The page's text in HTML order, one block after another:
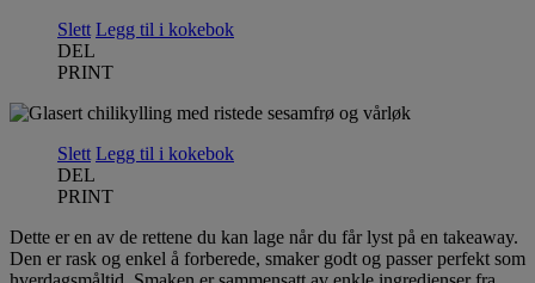
Slett Legg til i kokebok
DEL
PRINT
Slett Legg til i kokebok
DEL
PRINT
Dette er en av de rettene du kan lage når du får lyst på en takeaway.
Den er rask og enkel å forberede, smaker godt og passer perfekt som